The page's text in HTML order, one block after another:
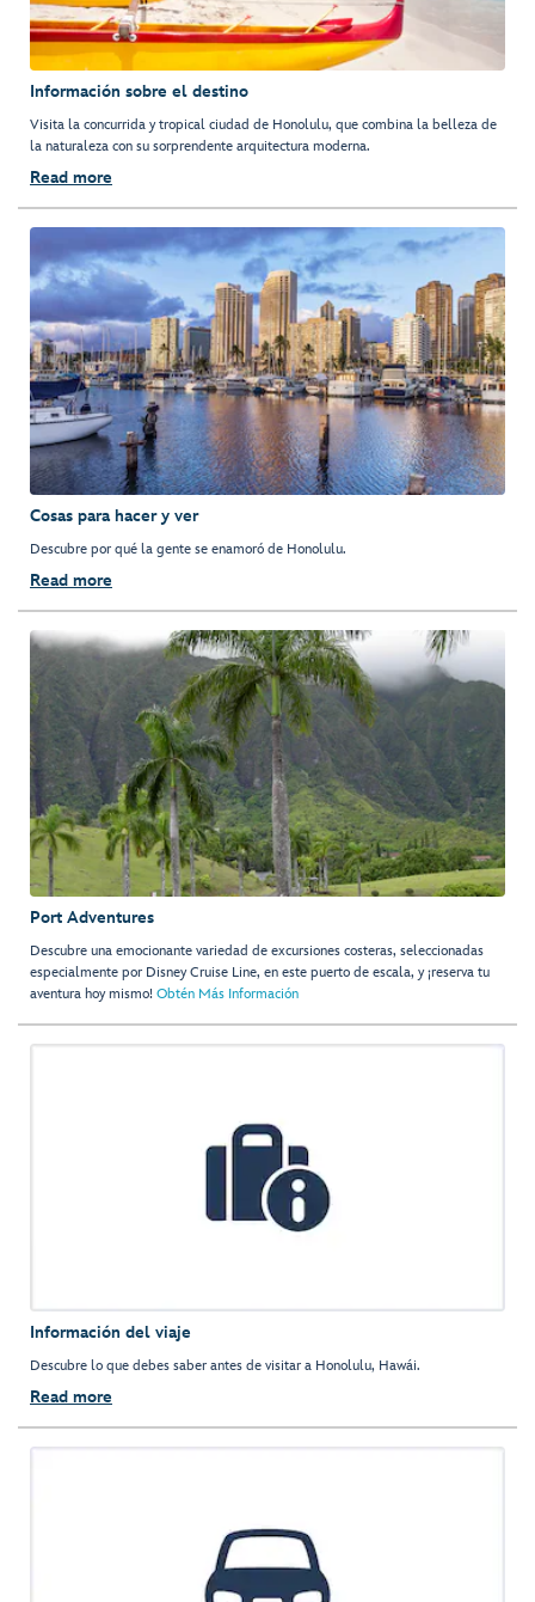
Información sobre el destino
Visita la concurrida y tropical ciudad de Honolulu, que combina la belleza de
la naturaleza con su sorprendente arquitectura moderna.
Read more
Cosas para hacer y ver
Descubre por qué la gente se enamoró de Honolulu.
Read more
Port Adventures
Descubre una emocionante variedad de excursiones costeras, seleccionadas
especialmente por Disney Cruise Line, en este puerto de escala, y ¡reserva tu
aventura hoy mismo! Obtén Más Información
Información del viaje
Descubre lo que debes saber antes de visitar a Honolulu, Hawái.
Read more